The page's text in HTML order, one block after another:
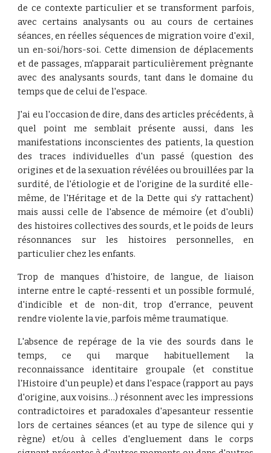
de ce contexte particulier et se transforment parfois,
avec certains analysants ou au cours de certaines
séances, en réelles séquences de migration voire d'exil,
un en-soi/hors-soi. Cette dimension de déplacements
et de passages, m'apparait particulièrement prègnante
avec des analysants sourds, tant dans le domaine du
temps que de celui de l'espace.
J'ai eu l'occasion de dire, dans des articles précédents, à
quel point me semblait présente aussi, dans les
manifestations inconscientes des patients, la question
des traces individuelles d'un passé (question des
origines et de la sexuation révélées ou brouillées par la
surdité, de l'étiologie et de l'origine de la surdité elle-
même, de l'Héritage et de la Dette qui s'y rattachent)
mais aussi celle de l'absence de mémoire (et d'oubli)
des histoires collectives des sourds, et le poids de leurs
résonnances sur les histoires personnelles, en
particulier chez les enfants.
Trop de manques d'histoire, de langue, de liaison
interne entre le capté-ressenti et un possible formulé,
d'indicible et de non-dit, trop d'errance, peuvent
rendre violente la vie, parfois même traumatique.
L'absence de repérage de la vie des sourds dans le
temps, ce qui marque habituellement la
reconnaissance identitaire groupale (et constitue
l'Histoire d'un peuple) et dans l'espace (rapport au pays
d'origine, aux voisins…) résonnent avec les impressions
contradictoires et paradoxales d'apesanteur ressentie
lors de certaines séances (et au type de silence qui y
règne) et/ou à celles d'engluement dans le corps